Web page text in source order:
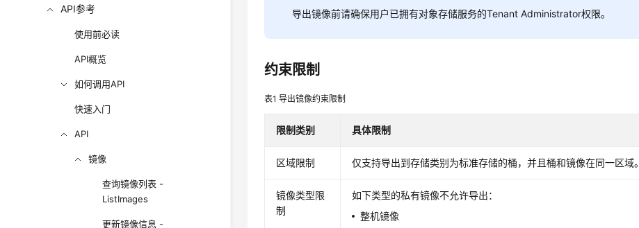
API参考
使用前必读
API概览
如何调用API
快速入门
API
镜像
查询镜像列表 -
ListImages
更新镜像信息 -
导出镜像前请确保用户已拥有对象存储服务的Tenant Administrator权限。
约束限制
表1导出镜像约束限制
限制类别 具体限制
区域限制 仅支持导出到存储类别为标准存储的桶，并且桶和镜像在同一区域。
镜像类型限
制
如下类型的私有镜像不允许导出：
整机镜像